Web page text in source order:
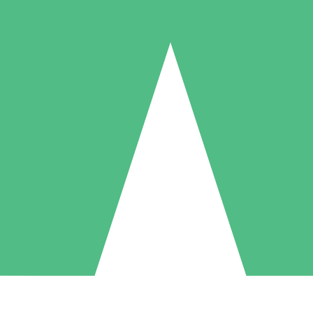
Individuella Kreditpaket
per användning med nedladdningskrediter. Inget månatligt åtagande
5 Nedladdningar
US$